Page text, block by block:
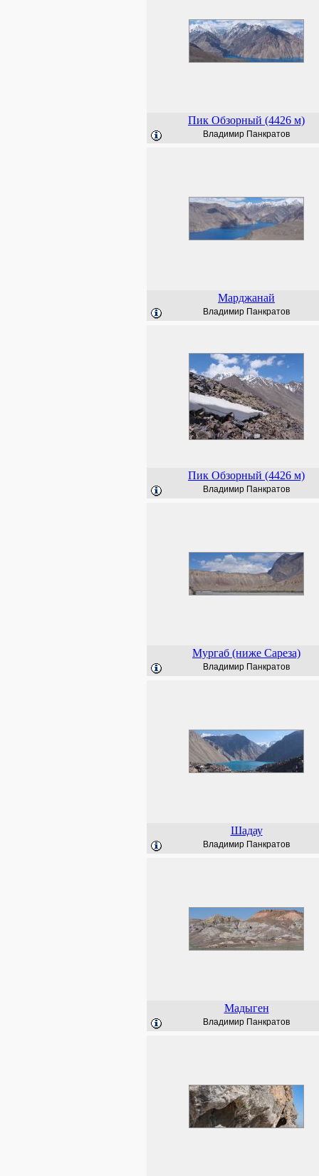
Пик Обзорный (4426 м)
Владимир Панкратов
Марджанай
Владимир Панкратов
Пик Обзорный (4426 м)
Владимир Панкратов
Мургаб (ниже Сареза)
Владимир Панкратов
Шадау
Владимир Панкратов
Мадыген
Владимир Панкратов